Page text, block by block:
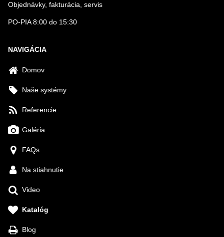
Objednávky, fakturácia, servis
PO-PIA 8:00 do 15:30
NAVIGÁCIA
Domov
Naše systémy
Referencie
Galéria
FAQs
Na stiahnutie
Video
Katalóg
Blog